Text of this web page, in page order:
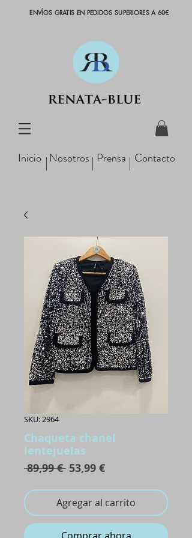
ENVÍOS GRATIS EN PEDIDOS SUPERIORES A 60€
Inicio Nosotros Prensa Contacto
SKU: 2964
Chaqueta chanel
lentejuelas
89,99 € Precio
53,99 €Precio
oferta
Agregar al carrito